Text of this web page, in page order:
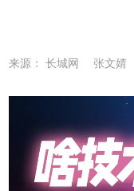
来源： 长城网 张文婧